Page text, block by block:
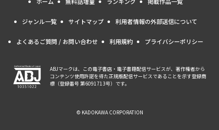
ジャンル一覧 サイトマップ 利用者情報の外部送信について
よくあるご質問 / お問い合わせ 利用規約 プライバシーポリシー
ABJマークは、この電子書店・電子書籍配信サービスが、著作権者から
コンテンツ使用許諾を得た正規版配信サービスであることを示す登録商
標（登録番号 第6091713号）です。
© KADOKAWA CORPORATION